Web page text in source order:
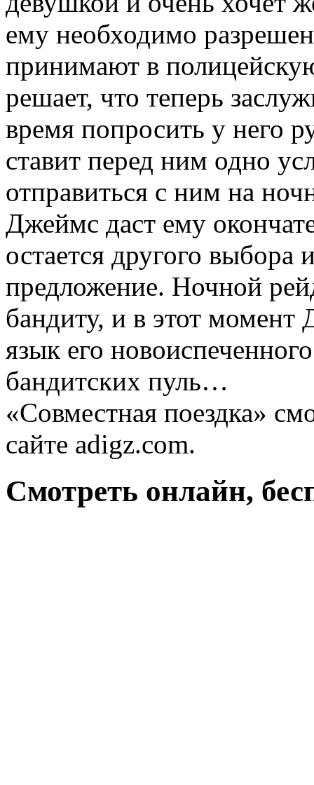
ему необходимо
принимают в
решает, что теперь
время попросить у него
ставит перед ним одно
отправиться с ним на
Джеймс даст ему
остается другого выбора
предложение. Ночной
бандиту, и в этот
язык его
бандитских пуль…
«Совместная поездка»
сайте adigz.com.
Смотреть онлайн,